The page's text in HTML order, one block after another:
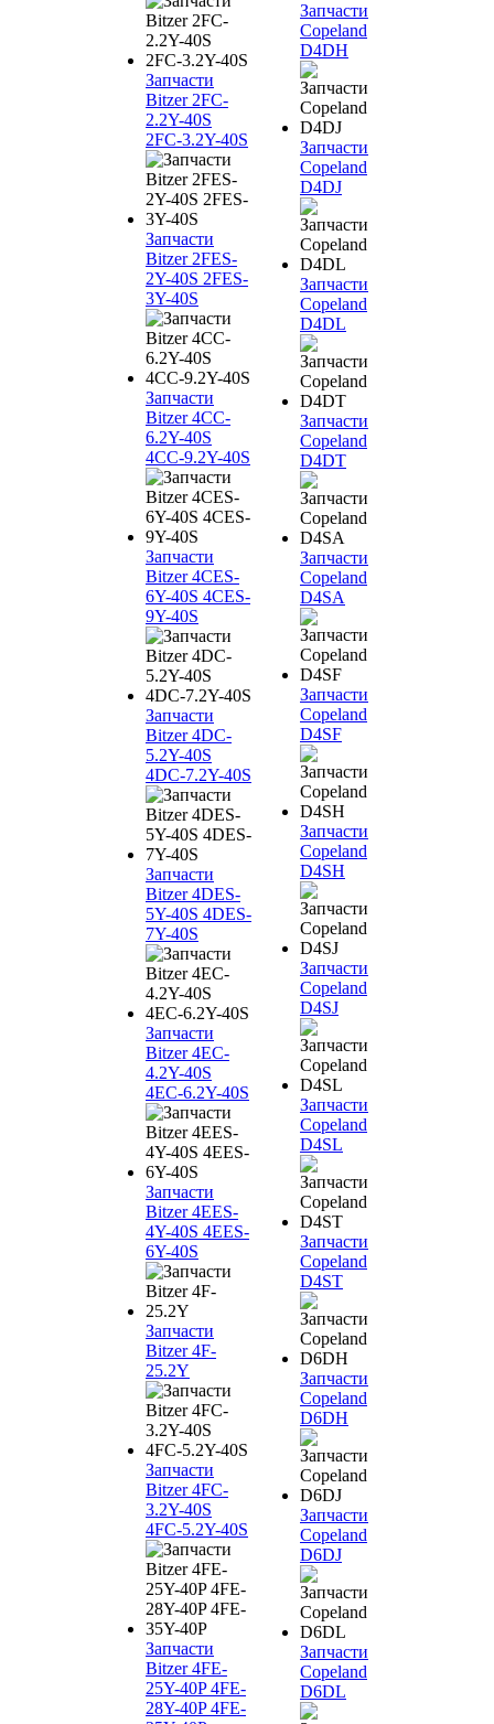
Запчасти
Bitzer 2FC-
2.2Y-40S
2FC-3.2Y-40S
Запчасти
Bitzer 2FES-
2Y-40S 2FES-
3Y-40S
Запчасти
Bitzer 4CC-
6.2Y-40S
4CC-9.2Y-40S
Запчасти
Bitzer 4CES-
6Y-40S 4CES-
9Y-40S
Запчасти
Bitzer 4DC-
5.2Y-40S
4DC-7.2Y-40S
Запчасти
Bitzer 4DES-
5Y-40S 4DES-
7Y-40S
Запчасти
Bitzer 4EC-
4.2Y-40S
4EC-6.2Y-40S
Запчасти
Bitzer 4EES-
4Y-40S 4EES-
6Y-40S
Запчасти
Bitzer 4F-
25.2Y
Запчасти
Bitzer 4FC-
3.2Y-40S
4FC-5.2Y-40S
Запчасти
Bitzer 4FE-
25Y-40P 4FE-
28Y-40P 4FE-
Запчасти
Copeland
D4DH
Запчасти
Copeland
D4DJ
Запчасти
Copeland
D4DL
Запчасти
Copeland
D4DT
Запчасти
Copeland
D4SA
Запчасти
Copeland
D4SF
Запчасти
Copeland
D4SH
Запчасти
Copeland
D4SJ
Запчасти
Copeland
D4SL
Запчасти
Copeland
D4ST
Запчасти
Copeland
D6DH
Запчасти
Copeland
D6DJ
Запчасти
Copeland
D6DL